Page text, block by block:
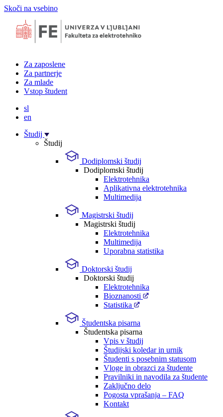
Skoči na vsebino
Za zaposlene
Za partnerje
Za mlade
Vstop študent
sl
en
Študij
Študij
Dodiplomski študij
Dodiplomski študij
Elektrotehnika
Aplikativna elektrotehnika
Multimedija
Magistrski študij
Magistrski študij
Elektrotehnika
Multimedija
Uporabna statistika
Doktorski študij
Doktorski študij
Elektrotehnika
Bioznanosti
Statistika
Študentska pisarna
Študentska pisarna
Vpis v študij
Študijski koledar in urnik
Študenti s posebnim statusom
Vloge in obrazci za študente
Pravilniki in navodila za študente
Zaključno delo
Pogosta vprašanja – FAQ
Kontakt